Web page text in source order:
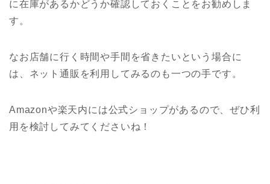
に在庫があるかどうか確認しておくことをお勧めしま
す。
なお店舗に行く時間や手間を省きたいという場合に
は、ネット通販を利用してみるのも一つの手です。
Amazonや楽天内には公式ショップがあるので、ぜひ利
用を検討してみてくださいね！